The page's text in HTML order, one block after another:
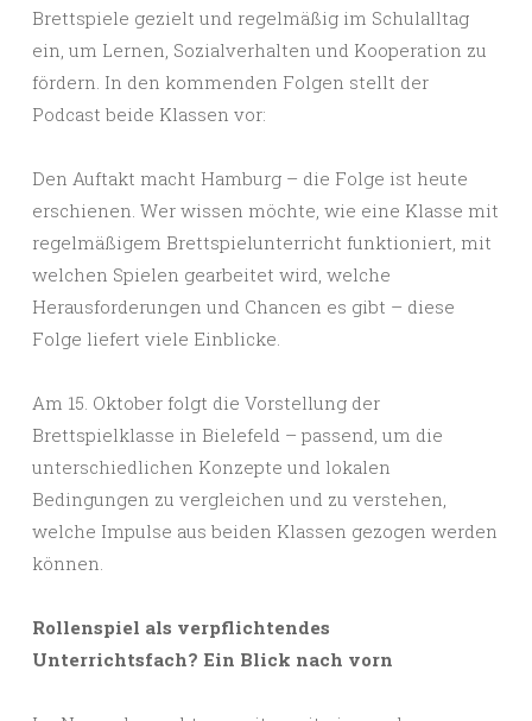
Brettspiele gezielt und regelmäßig im Schulalltag
ein, um Lernen, Sozialverhalten und Kooperation zu
fördern. In den kommenden Folgen stellt der
Podcast beide Klassen vor:
Den Auftakt macht Hamburg – die Folge ist heute
erschienen. Wer wissen möchte, wie eine Klasse mit
regelmäßigem Brettspielunterricht funktioniert, mit
welchen Spielen gearbeitet wird, welche
Herausforderungen und Chancen es gibt – diese
Folge liefert viele Einblicke.
Am 15. Oktober folgt die Vorstellung der
Brettspielklasse in Bielefeld – passend, um die
unterschiedlichen Konzepte und lokalen
Bedingungen zu vergleichen und zu verstehen,
welche Impulse aus beiden Klassen gezogen werden
können.
Rollenspiel als verpflichtendes
Unterrichtsfach? Ein Blick nach vorn